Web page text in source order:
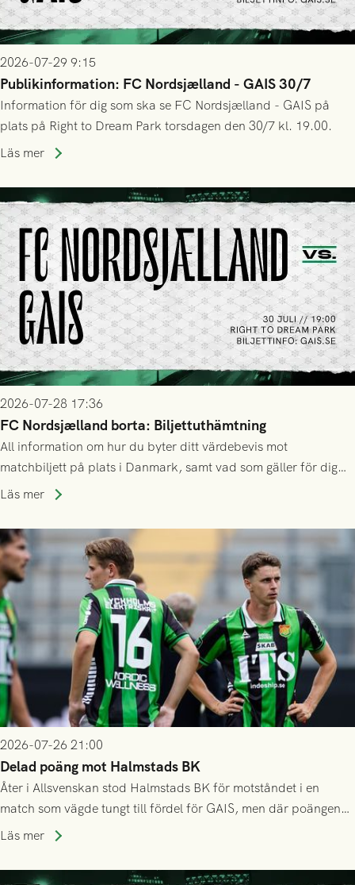
2026-07-29 9:15
Publikinformation: FC Nordsjælland - GAIS 30/7
Information för dig som ska se FC Nordsjælland - GAIS på
plats på Right to Dream Park torsdagen den 30/7 kl. 19.00.
Läs mer
2026-07-28 17:36
FC Nordsjælland borta: Biljettuthämtning
All information om hur du byter ditt värdebevis mot
matchbiljett på plats i Danmark, samt vad som gäller för dig
som står på reservlista eller fått förhinder.
Läs mer
2026-07-26 21:00
Delad poäng mot Halmstads BK
Åter i Allsvenskan stod Halmstads BK för motståndet i en
match som vägde tungt till fördel för GAIS, men där poängen
delades efter dramatik på tilläggstid.
Läs mer